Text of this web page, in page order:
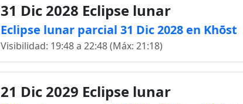
31 Dic 2028 Eclipse lunar
Eclipse lunar parcial 31 Dic 2028 en Khōst
Visibilidad: 19:48 a 22:48 (Máx: 21:18)
21 Dic 2029 Eclipse lunar